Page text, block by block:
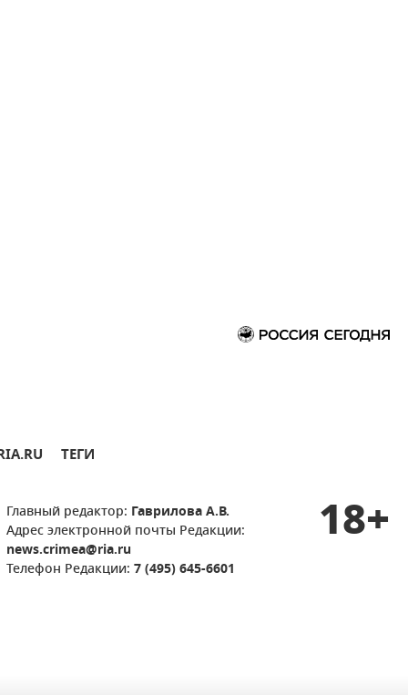
ТЕГИ
Главный редактор: Гаврилова А.В.
Адрес электронной почты Редакции:
news.crimea@ria.ru
Телефон Редакции: 7 (495) 645-6601
18+